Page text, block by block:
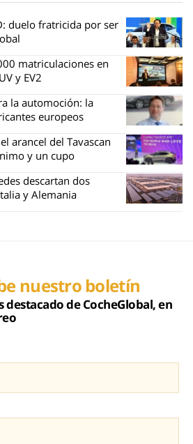
duelo fratricida por ser
matriculaciones en
y EV2
la automoción: la
europeos
arancel del Tavascan
y un cupo
descartan dos
y Alemania
nuestro boletín
destacado de CocheGlobal, en